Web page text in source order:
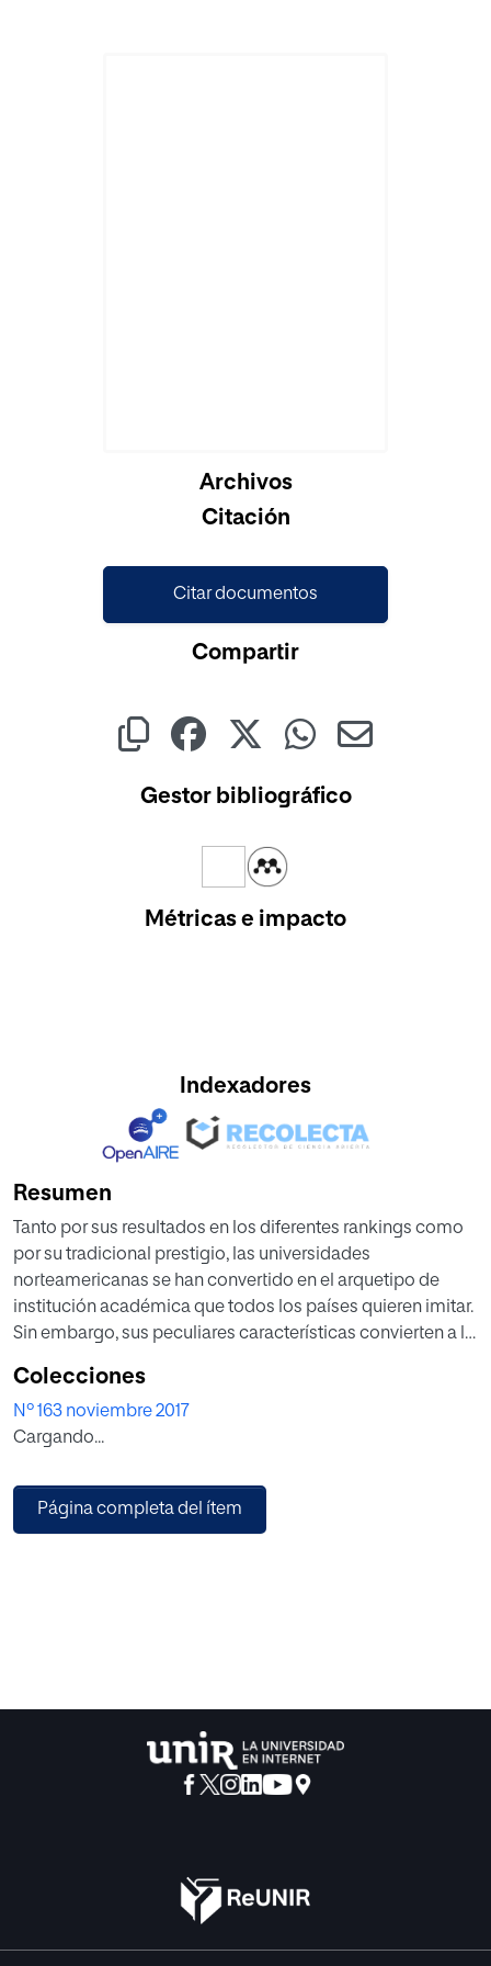
Archivos
Citación
Citar documentos
Compartir
Gestor bibliográfico
Métricas e impacto
Indexadores
Resumen
Tanto por sus resultados en los diferentes rankings como
por su tradicional prestigio, las universidades
norteamericanas se han convertido en el arquetipo de
institución académica que todos los países quieren imitar.
Sin embargo, sus peculiares características convierten a la
Colecciones
Nº 163 noviembre 2017
Cargando...
Página completa del ítem